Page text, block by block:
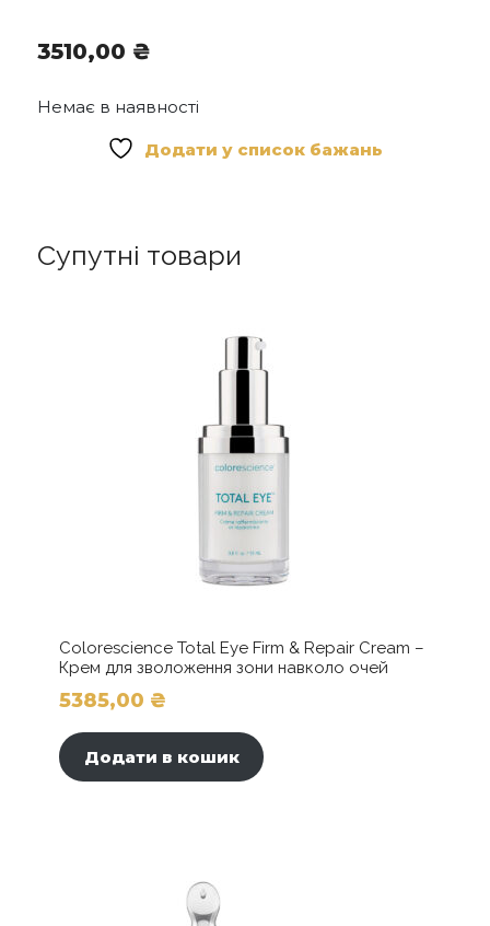
Sodium Gluconate, Steareth-20, Sodium
Hydroxide, Phenoxyethanol.
3510,00 ₴
Немає в наявності
Додати у список бажань
Супутні товари
Colorescience Total Eye Firm & Repair Cream –
Крем для зволоження зони навколо очей
5385,00 ₴
Додати в кошик